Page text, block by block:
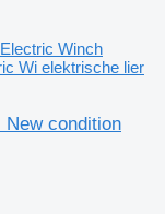
Winch
Wi elektrische lier
condition